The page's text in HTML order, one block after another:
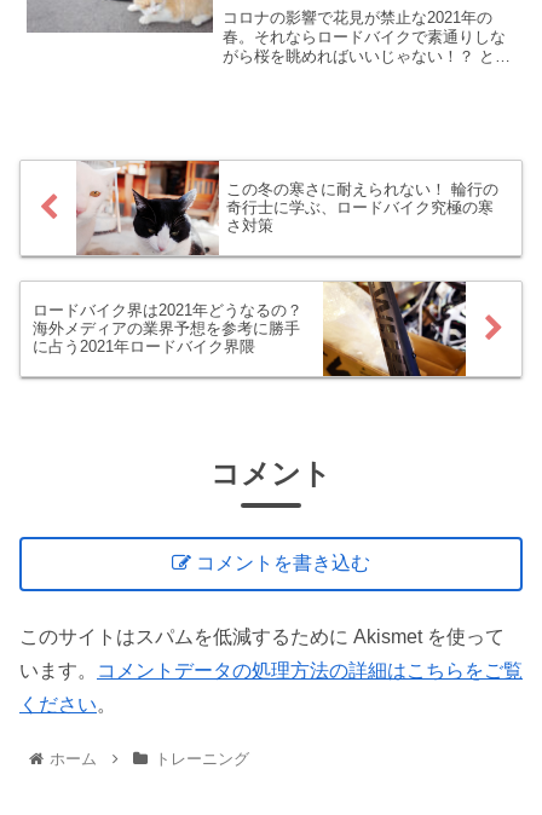
コロナの影響で花見が禁止な2021年の
春。それならロードバイクで素通りしな
がら桜を眺めればいいじゃない！？ とい
この冬の寒さに耐えられない！ 輪行の
奇行士に学ぶ、ロードバイク究極の寒
さ対策
ロードバイク界は2021年どうなるの？
海外メディアの業界予想を参考に勝手
に占う2021年ロードバイク界隈
コメント
コメントを書き込む
このサイトはスパムを低減するために Akismet を使って
います。
コメントデータの処理方法の詳細はこちらをご覧
ください。
ホーム トレーニング